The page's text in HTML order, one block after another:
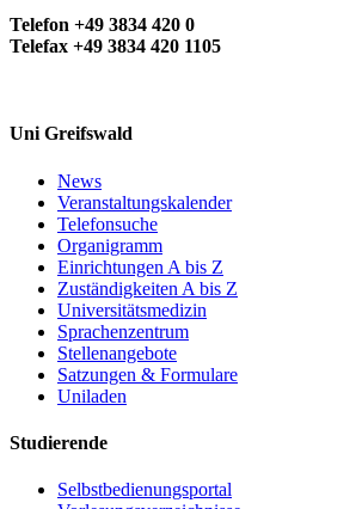
Telefon +49 3834 420 0
Telefax +49 3834 420 1105
Uni Greifswald
News
Veranstaltungskalender
Telefonsuche
Organigramm
Einrichtungen A bis Z
Zuständigkeiten A bis Z
Universitätsmedizin
Sprachenzentrum
Stellenangebote
Satzungen & Formulare
Uniladen
Studierende
Selbstbedienungsportal